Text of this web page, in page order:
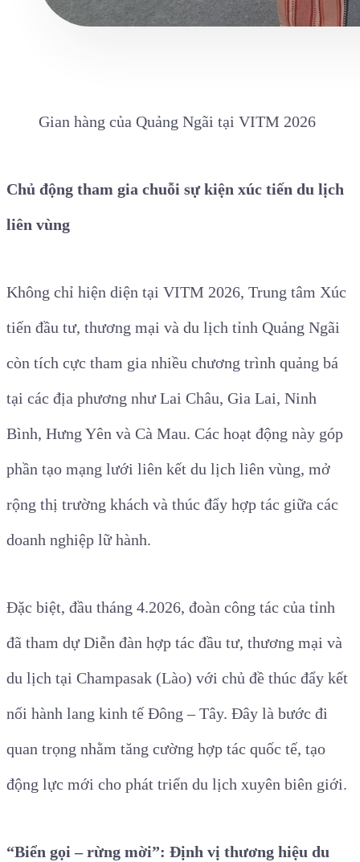
Gian hàng của Quảng Ngãi tại VITM 2026
Chủ động tham gia chuỗi sự kiện xúc tiến du lịch
liên vùng
Không chỉ hiện diện tại VITM 2026, Trung tâm Xúc
tiến đầu tư, thương mại và du lịch tỉnh Quảng Ngãi
còn tích cực tham gia nhiều chương trình quảng bá
tại các địa phương như Lai Châu, Gia Lai, Ninh
Bình, Hưng Yên và Cà Mau. Các hoạt động này góp
phần tạo mạng lưới liên kết du lịch liên vùng, mở
rộng thị trường khách và thúc đẩy hợp tác giữa các
doanh nghiệp lữ hành.
Đặc biệt, đầu tháng 4.2026, đoàn công tác của tỉnh
đã tham dự Diễn đàn hợp tác đầu tư, thương mại và
du lịch tại Champasak (Lào) với chủ đề thúc đẩy kết
nối hành lang kinh tế Đông – Tây. Đây là bước đi
quan trọng nhằm tăng cường hợp tác quốc tế, tạo
động lực mới cho phát triển du lịch xuyên biên giới.
“Biển gọi – rừng mời”: Định vị thương hiệu du